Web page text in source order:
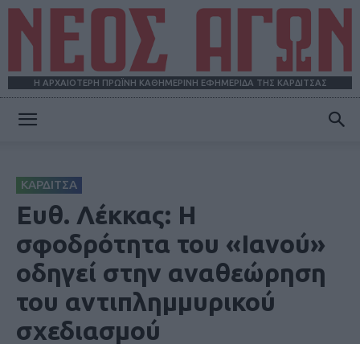
Η ΑΡΧΑΙΟΤΕΡΗ ΠΡΩΪΝΗ ΚΑΘΗΜΕΡΙΝΗ ΕΦΗΜΕΡΙΔΑ ΤΗΣ ΚΑΡΔΙΤΣΑΣ
ΚΑΡΔΙΤΣΑ
Ευθ. Λέκκας: Η
σφοδρότητα του «Ιανού»
οδηγεί στην αναθεώρηση
του αντιπλημμυρικού
σχεδιασμού